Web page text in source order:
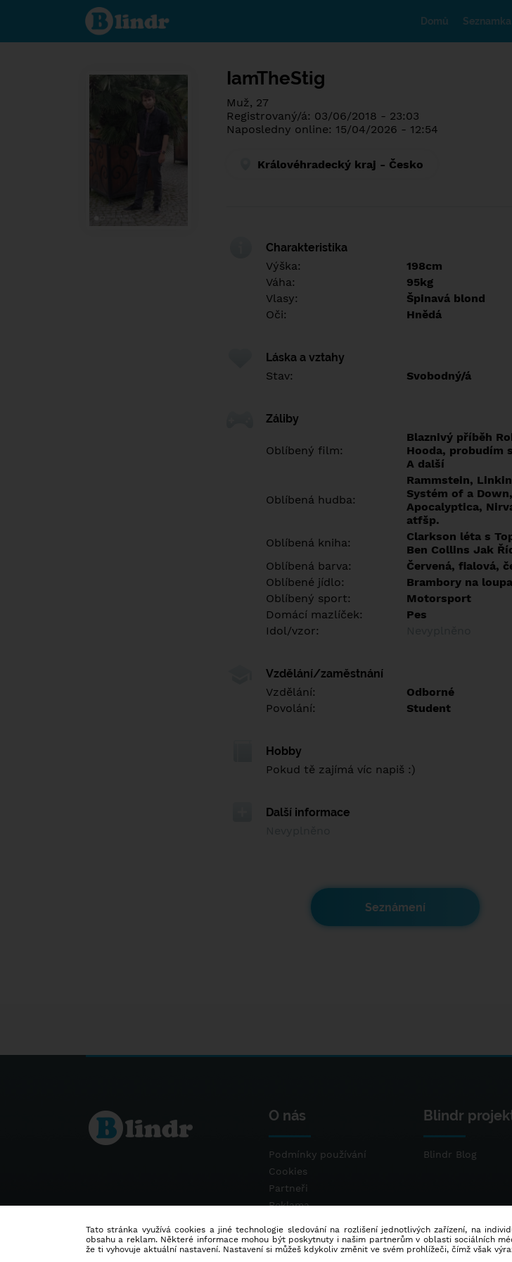
Poznej co je
pod maskou.
Seznamovací
Domů Seznamka
IamTheStig
Muž, 27
Registrovaný/á: 03/06/2018 - 23:03
Naposledny online: 15/04/2026 - 12:54
Královéhradecký kraj - Česko
Charakteristika
Výška:
198cm
Váha:
95kg
Vlasy:
Špinavá blond
Oči:
Hnědá
Láska a vztahy
Stav:
Svobodný/á
Záliby
Oblíbený film:
Blaznivý příběh
Hooda, probudím
A další
Oblíbená hudba:
Rammstein,
Systém of a Down,
Apocalyptica,
atfšp.
Oblíbená kniha:
Clarkson léta s
Ben Collins Jak
Oblíbená barva:
Červená, fialová,
Oblíbené jídlo:
Brambory na
Oblíbený sport:
Motorsport
Domácí mazlíček:
Pes
Idol/vzor:
Vzdělání/zaměstnání
Vzdělání:
Odborné
Povolání:
Student
Hobby
Pokud tě zajímá víc napiš :)
Další informace
Seznámení
O nás
Podmínky používání
Cookies
Partneři
Reklama
Blindr
Blindr Blog
Tato stránka využívá cookies a jiné technologie sledování na rozlišení jednotlivých zařízení, na
obsahu a reklam. Některé informace mohou být poskytnuty i našim partnerům v oblasti sociálních
že ti vyhovuje aktuální nastavení. Nastavení si můžeš kdykoliv změnit ve svém prohlížeči, čímž však